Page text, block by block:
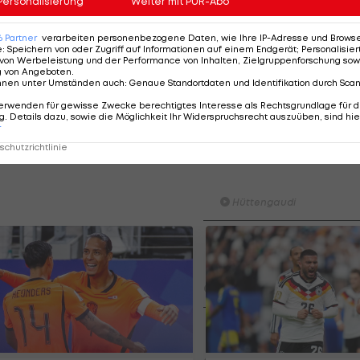
E:
Alexander Joppich
Der legendäre Durchmarsch
des FC Wacker Tirol I
#Zwarakonferenz History
Zwarakonferenz
Am Stammtisch bei Andy
Ogris: Christopher Knett
Partner verarbeiten personenbezogene Daten, wie Ihre IP-Adresse und
: Speichern von oder Zugriff auf Informationen auf einem Endgerät;
Werbeleistung und der Performance von Inhalten, Zielgruppenforschung
von Angeboten.
unter Umständen auch: Genaue Standortdaten und Identifikation durch
für gewisse Zwecke berechtigtes Interesse als Rechtsgrundlage für
Details dazu, sowie die Möglichkeit Ihr Widerspruchsrecht auszuüben, sind